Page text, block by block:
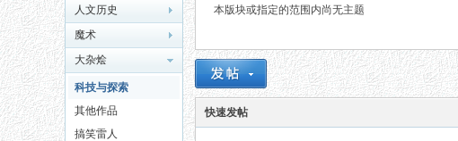
人文历史
魔术
大杂烩
科技与探索
其他作品
搞笑雷人
本版块或指定的范围内尚无主题
快速发帖